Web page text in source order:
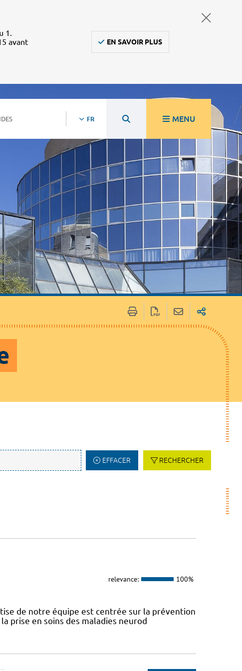
1.
avant
EN SAVOIR PLUS
FR MENU
EFFACER RECHERCHER
relevance: 100%
de notre équipe est centrée sur la prévention
prise en soins des maladies neurod